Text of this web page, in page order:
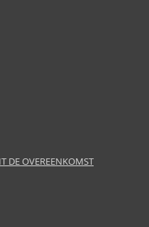
DE OVEREENKOMST